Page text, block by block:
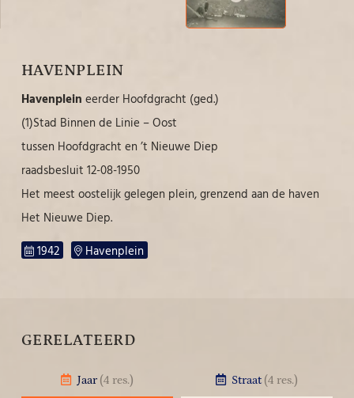
HAVENPLEIN
Havenplein eerder Hoofdgracht (ged.)
(1)Stad Binnen de Linie – Oost
tussen Hoofdgracht en ’t Nieuwe Diep
raadsbesluit 12-08-1950
Het meest oostelijk gelegen plein, grenzend aan de haven
Het Nieuwe Diep.
1942
Havenplein
GERELATEERD
Jaar (4 res.) Straat (4 res.)